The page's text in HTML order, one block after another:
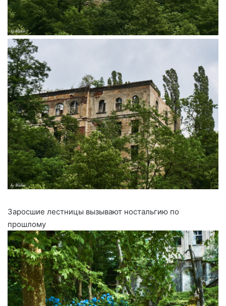
Заросшие лестницы вызывают ностальгию по
прошлому